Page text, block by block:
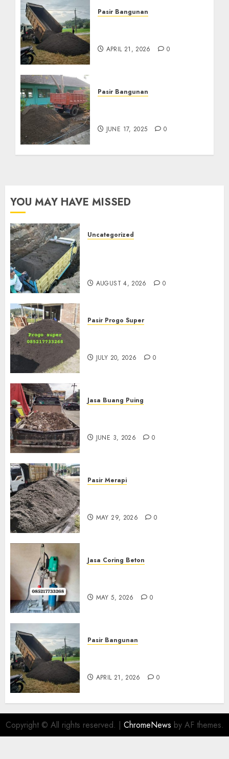
Pasir Bangunan
APRIL 21, 2026 0
Pasir Bangunan
JUNE 17, 2025 0
YOU MAY HAVE MISSED
Uncategorized
AUGUST 4, 2026 0
Pasir Progo Super
JULY 20, 2026 0
Jasa Buang Puing
JUNE 3, 2026 0
Pasir Merapi
MAY 29, 2026 0
Jasa Coring Beton
MAY 5, 2026 0
Pasir Bangunan
APRIL 21, 2026 0
Copyright © All rights reserved. | ChromeNews by AF themes.